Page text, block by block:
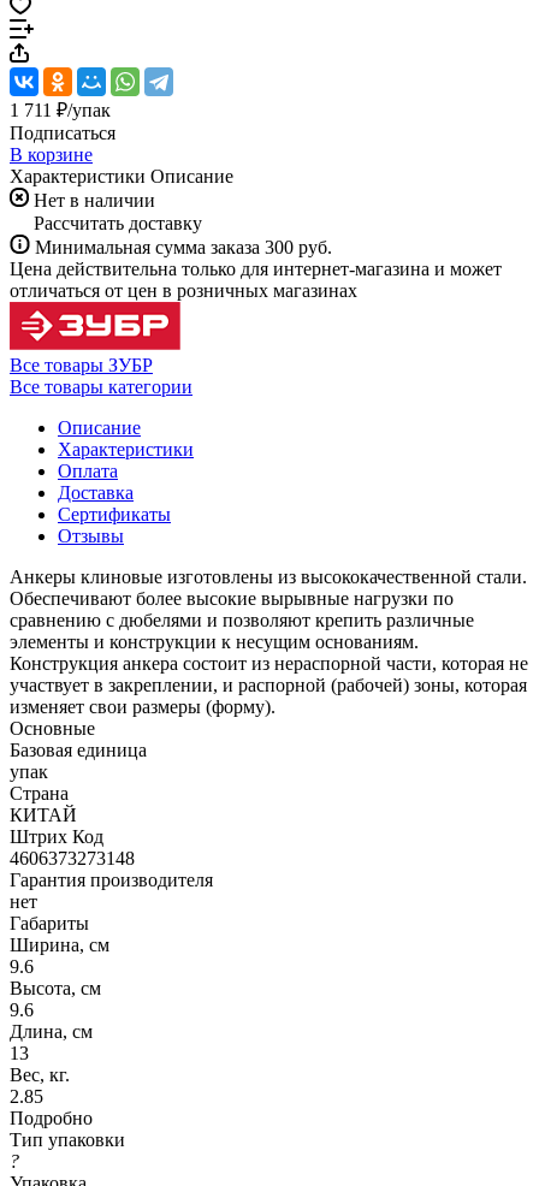
1 711 ₽/упак
Подписаться
В корзине
Характеристики Описание
Нет в наличии
Рассчитать доставку
Минимальная сумма заказа 300 руб.
Цена действительна только для интернет-магазина и может
отличаться от цен в розничных магазинах
Все товары ЗУБР
Все товары категории
Описание
Характеристики
Оплата
Доставка
Сертификаты
Отзывы
Анкеры клиновые изготовлены из высококачественной стали.
Обеспечивают более высокие вырывные нагрузки по
сравнению с дюбелями и позволяют крепить различные
элементы и конструкции к несущим основаниям.
Конструкция анкера состоит из нераспорной части, которая не
участвует в закреплении, и распорной (рабочей) зоны, которая
изменяет свои размеры (форму).
Основные
Базовая единица
упак
Страна
КИТАЙ
Штрих Код
4606373273148
Гарантия производителя
нет
Габариты
Ширина, см
9.6
Высота, см
9.6
Длина, см
13
Вес, кг.
2.85
Подробно
Тип упаковки
?